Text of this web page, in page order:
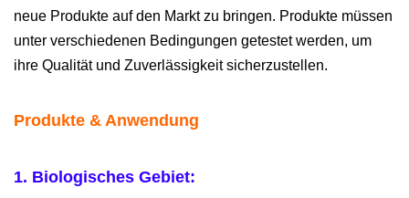
neue Produkte auf den Markt zu bringen. Produkte müssen
unter verschiedenen Bedingungen getestet werden, um
ihre Qualität und Zuverlässigkeit sicherzustellen.
Produkte & Anwendung
1. Biologisches Gebiet: